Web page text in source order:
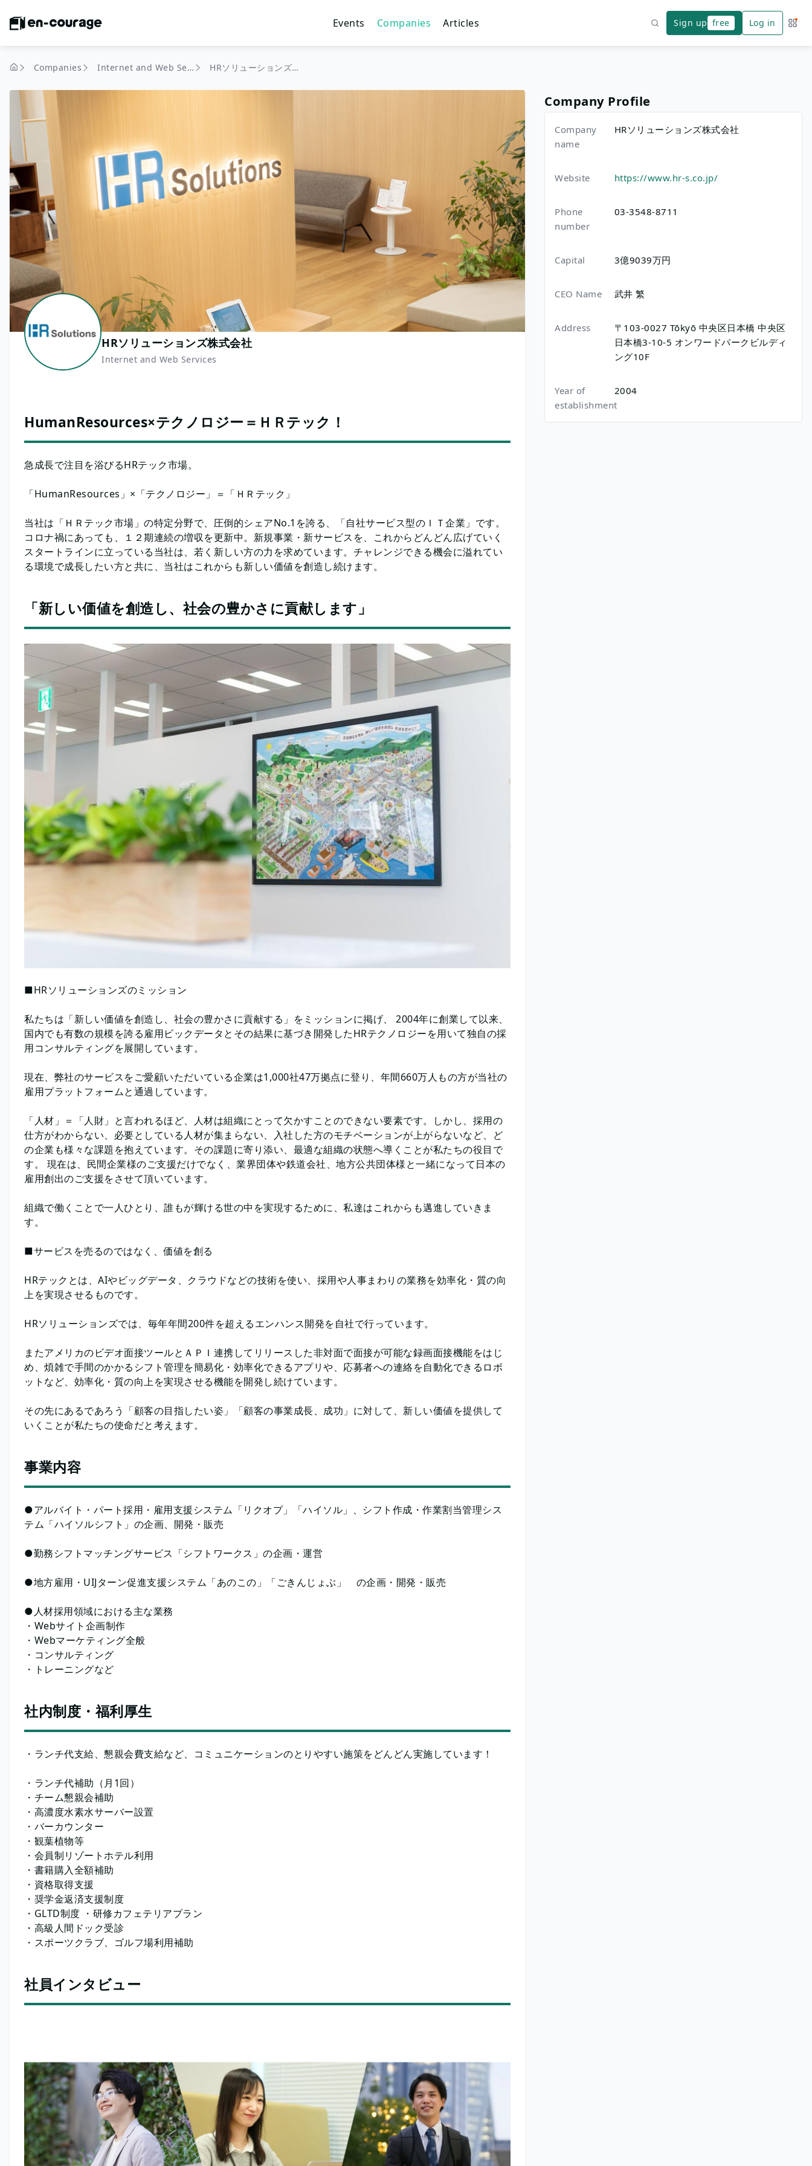
Events Companies Articles Search
Sign up free Log in
home Companies Internet and Web Services HRソリューションズ株式会社
HRソリューションズ株式会社
Internet and Web Services
HumanResources×テクノロジー＝ＨＲテック！
急成長で注目を浴びるHRテック市場。
「HumanResources」×「テクノロジー」＝「ＨＲテック」
当社は「ＨＲテック市場」の特定分野で、圧倒的シェアNo.1を誇る、「自社サービス型のＩＴ企業」です。
コロナ禍にあっても、１２期連続の増収を更新中。新規事業・新サービスを、これからどんどん広げていく
スタートラインに立っている当社は、若く新しい方の力を求めています。チャレンジできる機会に溢れてい
る環境で成長したい方と共に、当社はこれからも新しい価値を創造し続けます。
「新しい価値を創造し、社会の豊かさに貢献します」
■HRソリューションズのミッション
私たちは「新しい価値を創造し、社会の豊かさに貢献する」をミッションに掲げ、 2004年に創業して以来、
国内でも有数の規模を誇る雇用ビックデータとその結果に基づき開発したHRテクノロジーを用いて独自の採
用コンサルティングを展開しています。
現在、弊社のサービスをご愛顧いただいている企業は1,000社47万拠点に登り、年間660万人もの方が当社の
雇用プラットフォームと通過しています。
「人材」＝「人財」と言われるほど、人材は組織にとって欠かすことのできない要素です。しかし、採用の
仕方がわからない、必要としている人材が集まらない、入社した方のモチベーションが上がらないなど、ど
の企業も様々な課題を抱えています。その課題に寄り添い、最適な組織の状態へ導くことが私たちの役目で
す。 現在は、民間企業様のご支援だけでなく、業界団体や鉄道会社、地方公共団体様と一緒になって日本の
雇用創出のご支援をさせて頂いています。
組織で働くことで一人ひとり、誰もが輝ける世の中を実現するために、私達はこれからも邁進していきま
す。
■サービスを売るのではなく、価値を創る
HRテックとは、AIやビッグデータ、クラウドなどの技術を使い、採用や人事まわりの業務を効率化・質の向
上を実現させるものです。
HRソリューションズでは、毎年年間200件を超えるエンハンス開発を自社で行っています。
またアメリカのビデオ面接ツールとＡＰＩ連携してリリースした非対面で面接が可能な録画面接機能をはじ
め、煩雑で手間のかかるシフト管理を簡易化・効率化できるアプリや、応募者への連絡を自動化できるロボ
ットなど、効率化・質の向上を実現させる機能を開発し続けています。
その先にあるであろう「顧客の目指したい姿」「顧客の事業成長、成功」に対して、新しい価値を提供して
いくことが私たちの使命だと考えます。
事業内容
●アルバイト・パート採用・雇用支援システム「リクオプ」「ハイソル」、シフト作成・作業割当管理シス
テム「ハイソルシフト」の企画、開発・販売
●勤務シフトマッチングサービス「シフトワークス」の企画・運営
●地方雇用・UIJターン促進支援システム「あのこの」「ごきんじょぶ」 の企画・開発・販売
●人材採用領域における主な業務
・Webサイト企画制作
・Webマーケティング全般
・コンサルティング
・トレーニングなど
社内制度・福利厚生
・ランチ代支給、懇親会費支給など、コミュニケーションのとりやすい施策をどんどん実施しています！
・ランチ代補助（月1回）
・チーム懇親会補助
・高濃度水素水サーバー設置
・バーカウンター
・観葉植物等
・会員制リゾートホテル利用
・書籍購入全額補助
・資格取得支援
・奨学金返済支援制度
・GLTD制度 ・研修カフェテリアプラン
・高級人間ドック受診
・スポーツクラブ、ゴルフ場利用補助
社員インタビュー
Company Profile
Company
name
HRソリューションズ株式会社
Website https://www.hr-s.co.jp/
Phone
number
03-3548-8711
Capital 3億9039万円
CEO Name 武井 繁
Address 〒103-0027 Tōkyō 中央区日本橋 中央区
日本橋3-10-5 オンワードパークビルディ
ング10F
Year of
establishment
2004